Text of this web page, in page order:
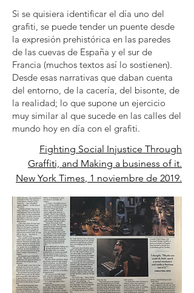
Si se quisiera identificar el día uno del
grafiti, se puede tender un puente desde
la expresión prehistórica en las paredes
de las cuevas de España y el sur de
Francia (muchos textos así lo sostienen).
Desde esas narrativas que daban cuenta
del entorno, de la cacería, del bisonte, de
la realidad; lo que supone un ejercicio
muy similar al que sucede en las calles del
mundo hoy en día con el grafiti.
Fighting Social Injustice Through
Graffiti, and Making a business of it.
New York Times, 1 noviembre de 2019.